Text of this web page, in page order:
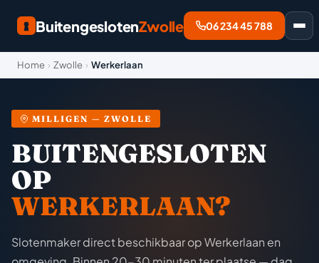
BuitengeslotenZwolle 06 234 45 788
Home › Zwolle › Werkerlaan
MILLIGEN — ZWOLLE
BUITENGESLOTEN
OP
WERKERLAAN?
Slotenmaker direct beschikbaar op Werkerlaan en